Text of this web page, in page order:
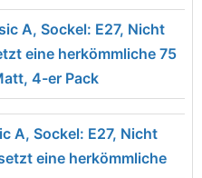
A, Sockel: E27, Nicht
eine herkömmliche